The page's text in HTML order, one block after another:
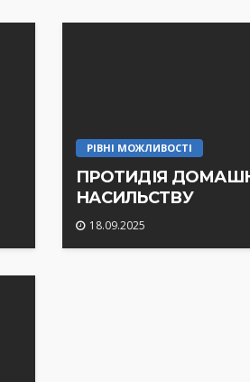
РІВНІ МОЖЛИВОСТІ
ПРОТИДІЯ
НАСИЛЬСТВУ
18.09.2025